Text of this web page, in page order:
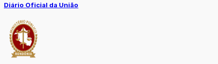
Diário Oficial da União